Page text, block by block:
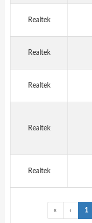
Realtek
Realtek
Realtek
Realtek
Realtek
« ‹ 1